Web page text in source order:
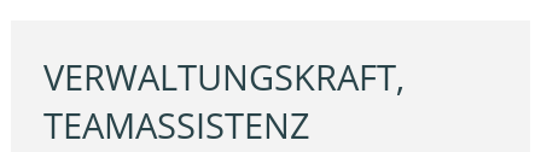
VERWALTUNGSKRAFT,
TEAMASSISTENZ